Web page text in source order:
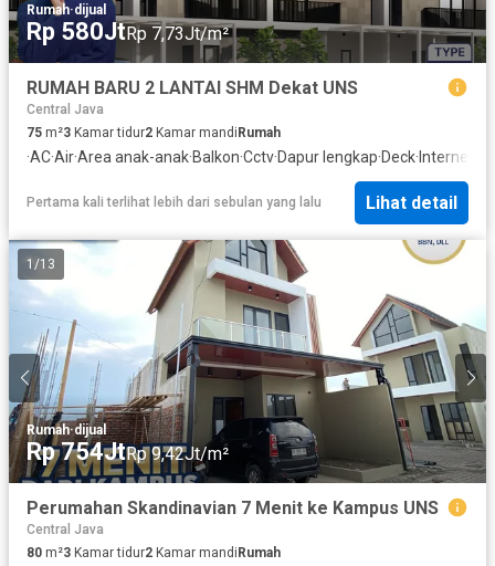
Rumah·dijual
Rp 580JtRp 7,73Jt/m²
RUMAH BARU 2 LANTAI SHM Dekat UNS
Central Java
75 m²3 Kamar tidur2 Kamar mandi Rumah
·AC·Air·Area anak-anak·Balkon·Cctv·Dapur lengkap·Deck· Internet
Pertama kali terlihat lebih dari sebulan yang lalu Lihat detail
1 /13
Rumah·dijual
Rp 754JtRp 9,42Jt/m²
Perumahan Skandinavian 7 Menit ke Kampus UNS
Central Java
80 m²3 Kamar tidur2 Kamar mandiRumah